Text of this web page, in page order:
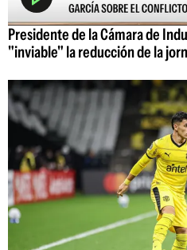
Presidente de la Cámara de
"inviable" la reducción de la